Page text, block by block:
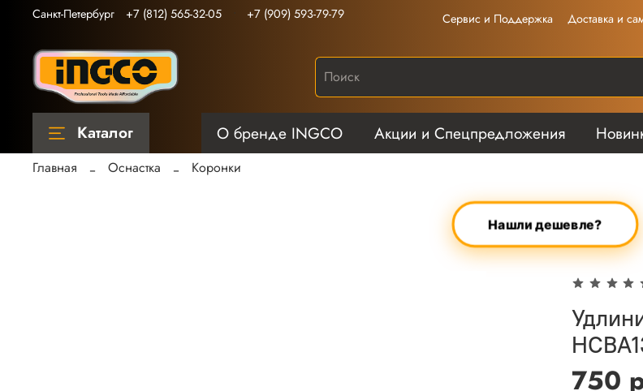
Сервис и Поддержка Доставка и
Санкт-Петербург +7 (812) 565-32-05 +7 (909) 593-79-79
Каталог О бренде INGCO Акции и Спецпредложения
Главная Оснастка Коронки
Нашли дешевле?
750